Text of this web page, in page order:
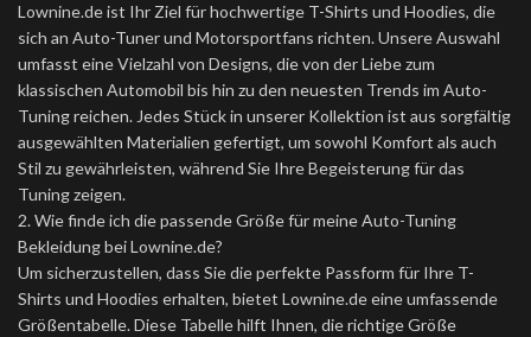
Lownine.de ist Ihr Ziel für hochwertige T-Shirts und Hoodies, die
sich an Auto-Tuner und Motorsportfans richten. Unsere Auswahl
umfasst eine Vielzahl von Designs, die von der Liebe zum
klassischen Automobil bis hin zu den neuesten Trends im Auto-
Tuning reichen. Jedes Stück in unserer Kollektion ist aus sorgfältig
ausgewählten Materialien gefertigt, um sowohl Komfort als auch
Stil zu gewährleisten, während Sie Ihre Begeisterung für das
Tuning zeigen.
2. Wie finde ich die passende Größe für meine Auto-Tuning
Bekleidung bei Lownine.de?
Um sicherzustellen, dass Sie die perfekte Passform für Ihre T-
Shirts und Hoodies erhalten, bietet Lownine.de eine umfassende
Größentabelle. Diese Tabelle hilft Ihnen, die richtige Größe